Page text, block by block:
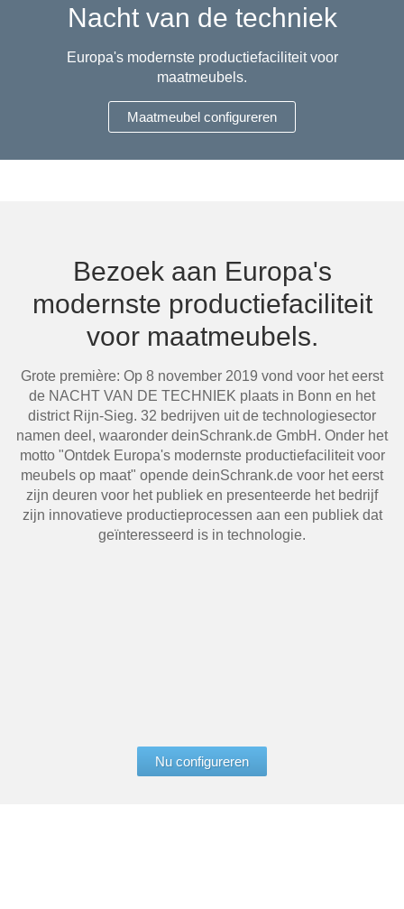
Nacht van de techniek
Europa's modernste productiefaciliteit voor
maatmeubels.
Maatmeubel configureren
Bezoek aan Europa's
modernste productiefaciliteit
voor maatmeubels.
Grote première: Op 8 november 2019 vond voor het eerst
de NACHT VAN DE TECHNIEK plaats in Bonn en het
district Rijn-Sieg. 32 bedrijven uit de technologiesector
namen deel, waaronder deinSchrank.de GmbH. Onder het
motto "Ontdek Europa's modernste productiefaciliteit voor
meubels op maat" opende deinSchrank.de voor het eerst
zijn deuren voor het publiek en presenteerde het bedrijf
zijn innovatieve productieprocessen aan een publiek dat
geïnteresseerd is in technologie.
Nu configureren
Hoekbanken
Massief houten meubels
Schuifdeuren
Sideboards
Slaapbanken & -fauteuils
Tafels & zitbanken
Vitrinekasten
Voor schuine wanden
Glaswerelden